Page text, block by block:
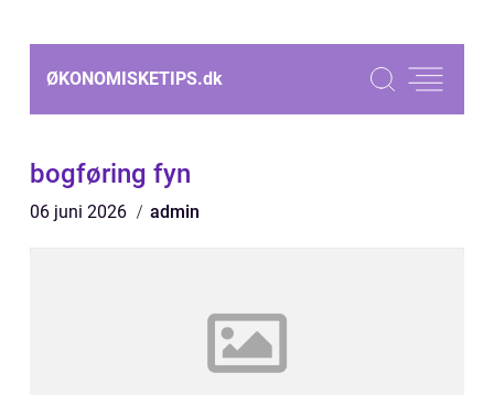
ØKONOMISKETIPS.dk
bogføring fyn
06 juni 2026 admin